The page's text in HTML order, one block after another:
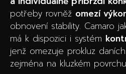
potřeby rovněž omezí
obnovení stability. Camaro
má k dispozici i systém
jenž omezuje prokluz
zejména na kluzkém